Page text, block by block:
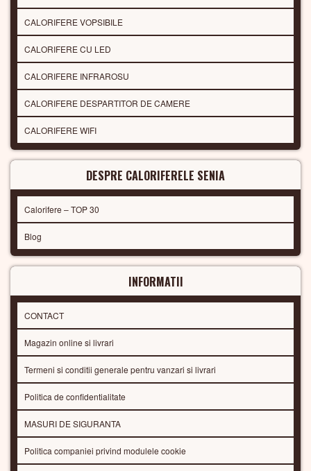
CALORIFERE VOPSIBILE
CALORIFERE CU LED
CALORIFERE INFRAROSU
CALORIFERE DESPARTITOR DE CAMERE
CALORIFERE WIFI
DESPRE CALORIFERELE SENIA
Calorifere – TOP 30
Blog
INFORMATII
CONTACT
Magazin online si livrari
Termeni si conditii generale pentru vanzari si livrari
Politica de confidentialitate
MASURI DE SIGURANTA
Politica companiei privind modulele cookie